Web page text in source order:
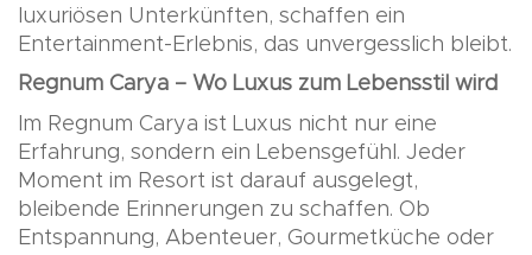
luxuriösen Unterkünften, schaffen ein
Entertainment-Erlebnis, das unvergesslich bleibt.
Regnum Carya – Wo Luxus zum Lebensstil wird
Im Regnum Carya ist Luxus nicht nur eine
Erfahrung, sondern ein Lebensgefühl. Jeder
Moment im Resort ist darauf ausgelegt,
bleibende Erinnerungen zu schaffen. Ob
Entspannung, Abenteuer, Gourmetküche oder